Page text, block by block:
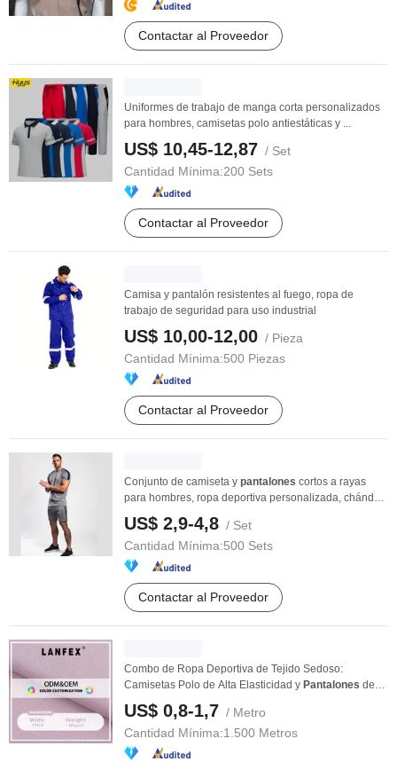
Contactar al Proveedor
Uniformes de trabajo de manga corta personalizados
para hombres, camisetas polo antiestáticas y ...
US$ 10,45-12,87 / Set
Cantidad Mínima:200 Sets
Contactar al Proveedor
Camisa y pantalón resistentes al fuego, ropa de
trabajo de seguridad para uso industrial
US$ 10,00-12,00 / Pieza
Cantidad Mínima:500 Piezas
Contactar al Proveedor
Conjunto de camiseta y pantalones cortos a rayas
para hombres, ropa deportiva personalizada, chándal
US$ 2,9-4,8 / Set
Cantidad Mínima:500 Sets
Contactar al Proveedor
Combo de Ropa Deportiva de Tejido Sedoso:
Camisetas Polo de Alta Elasticidad y Pantalones de
US$ 0,8-1,7 / Metro
Cantidad Mínima:1.500 Metros